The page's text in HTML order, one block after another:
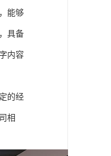
能够
具备
内容
的经
相